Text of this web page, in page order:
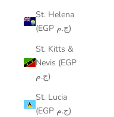
St. Helena
(EGP ج.م)
St. Kitts &
Nevis (EGP
ج.م)
St. Lucia
(EGP ج.م)